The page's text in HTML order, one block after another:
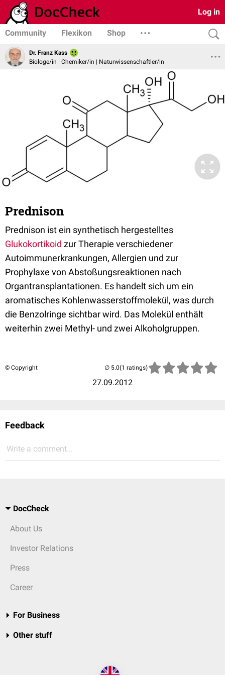
Log in
Community Flexikon Shop
Dr. Franz Kass
Biologe/in | Chemiker/in | Naturwissenschaftler/in
Prednison
Prednison ist ein synthetisch hergestelltes
Glukokortikoid zur Therapie verschiedener
Autoimmunerkrankungen, Allergien und zur
Prophylaxe von Abstoßungsreaktionen nach
Organtransplantationen. Es handelt sich um ein
aromatisches Kohlenwasserstoffmolekül, was durch
die Benzolringe sichtbar wird. Das Molekül enthält
weiterhin zwei Methyl- und zwei Alkoholgruppen.
© Copyright
27.09.2012
(1 ratings)
Feedback
Write a comment...
DocCheck
About Us
Investor Relations
Press
Career
For Business
Other stuff